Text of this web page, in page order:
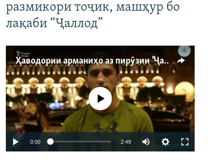
размикори тоҷик, машҳур бо
лақаби “Ҷаллод”
Ҳаводории арманиҳо аз пирӯзии "Ҷаллод"-и тоҷик
Феълан кор намекунад
0:00 2:49